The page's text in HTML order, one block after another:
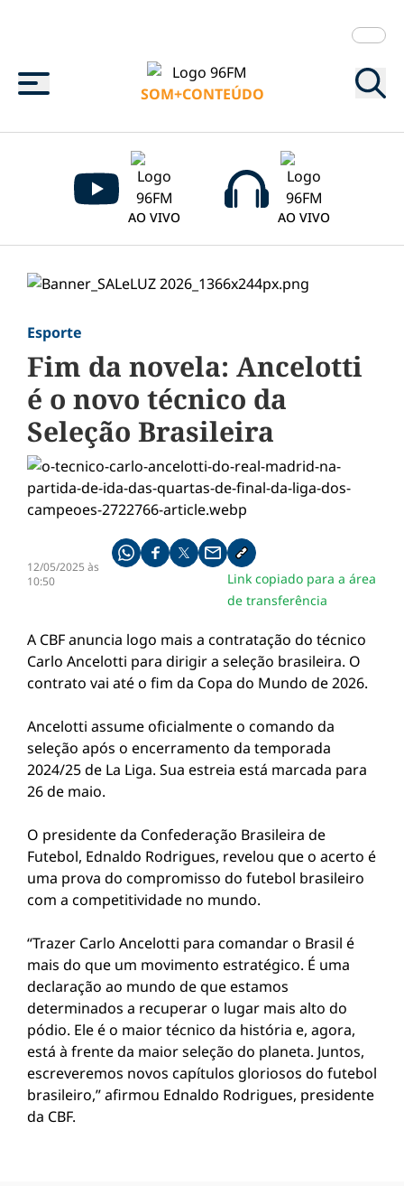
Menu
SOM+CONTEÚDO
AO VIVO AO VIVO
Esporte
Fim da novela: Ancelotti
é o novo técnico da
Seleção Brasileira
12/05/2025 às
10:50
Compartilhe pelo whatsapp
Compartilhar no facebook
Compartilhar no twitter
Compartilhe pelo email
Copiar link da notícia
Link copiado para a área
de transferência
A CBF anuncia logo mais a contratação do técnico
Carlo Ancelotti para dirigir a seleção brasileira. O
contrato vai até o fim da Copa do Mundo de 2026.
Ancelotti assume oficialmente o comando da
seleção após o encerramento da temporada
2024/25 de La Liga. Sua estreia está marcada para
26 de maio.
O presidente da Confederação Brasileira de
Futebol, Ednaldo Rodrigues, revelou que o acerto é
uma prova do compromisso do futebol brasileiro
com a competitividade no mundo.
“Trazer Carlo Ancelotti para comandar o Brasil é
mais do que um movimento estratégico. É uma
declaração ao mundo de que estamos
determinados a recuperar o lugar mais alto do
pódio. Ele é o maior técnico da história e, agora,
está à frente da maior seleção do planeta. Juntos,
escreveremos novos capítulos gloriosos do futebol
brasileiro,” afirmou Ednaldo Rodrigues, presidente
da CBF.